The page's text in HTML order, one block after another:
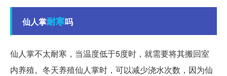
仙人掌耐寒吗
仙人掌不太耐寒，当温度低于5度时，就需要将其搬回室
内养殖。冬天养殖仙人掌时，可以减少浇水次数，因为仙